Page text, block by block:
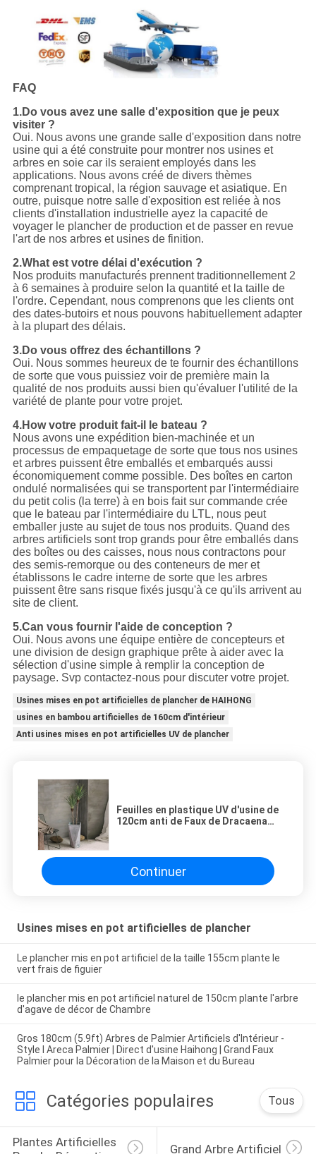
FAQ
1.Do vous avez une salle d'exposition que je peux
visiter ?
Oui. Nous avons une grande salle d'exposition dans notre
usine qui a été construite pour montrer nos usines et
arbres en soie car ils seraient employés dans les
applications. Nous avons créé de divers thèmes
comprenant tropical, la région sauvage et asiatique. En
outre, puisque notre salle d'exposition est reliée à nos
clients d'installation industrielle ayez la capacité de
voyager le plancher de production et de passer en revue
l'art de nos arbres et usines de finition.
2.What est votre délai d'exécution ?
Nos produits manufacturés prennent traditionnellement 2
à 6 semaines à produire selon la quantité et la taille de
l'ordre. Cependant, nous comprenons que les clients ont
des dates-butoirs et nous pouvons habituellement adapter
à la plupart des délais.
3.Do vous offrez des échantillons ?
Oui. Nous sommes heureux de te fournir des échantillons
de sorte que vous puissiez voir de première main la
qualité de nos produits aussi bien qu'évaluer l'utilité de la
variété de plante pour votre projet.
4.How votre produit fait-il le bateau ?
Nous avons une expédition bien-machinée et un
processus de empaquetage de sorte que tous nos usines
et arbres puissent être emballés et embarqués aussi
économiquement comme possible. Des boîtes en carton
ondulé normalisées qui se transportent par l'intermédiaire
du petit colis (la terre) à en bois fait sur commande crée
que le bateau par l'intermédiaire du LTL, nous peut
emballer juste au sujet de tous nos produits. Quand des
arbres artificiels sont trop grands pour être emballés dans
des boîtes ou des caisses, nous nous contractons pour
des semis-remorque ou des conteneurs de mer et
établissons le cadre interne de sorte que les arbres
puissent être sans risque fixés jusqu'à ce qu'ils arrivent au
site de client.
5.Can vous fournir l'aide de conception ?
Oui. Nous avons une équipe entière de concepteurs et
une division de design graphique prête à aider avec la
sélection d'usine simple à remplir la conception de
paysage. Svp contactez-nous pour discuter votre projet.
Usines mises en pot artificielles de plancher de HAIHONG
usines en bambou artificielles de 160cm d'intérieur
Anti usines mises en pot artificielles UV de plancher
Feuilles en plastique UV d'usine de
120cm anti de Faux de Dracaena
Continuer
Usines mises en pot artificielles de plancher
Le plancher mis en pot artificiel de la taille 155cm plante le
vert frais de figuier
le plancher mis en pot artificiel naturel de 150cm plante l'arbre
d'agave de décor de Chambre
Gros 180cm (5.9ft) Arbres de Palmier Artificiels d'Intérieur -
Style I Areca Palmier | Direct d'usine Haihong | Grand Faux
Palmier pour la Décoration de la Maison et du Bureau
Catégories populaires Tous
Plantes Artificielles
Grand Arbre Artificiel